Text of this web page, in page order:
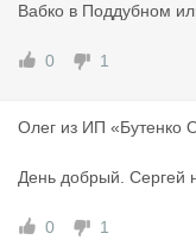
Вабко в Поддубном
0 1
Олег из ИП «Бутенко
День добрый. Сергей
0 1